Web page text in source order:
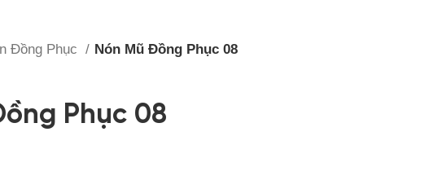
Đồng Phục Nón Mũ Đồng Phục 08
Phục 08